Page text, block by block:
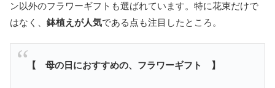
ン以外のフラワーギフトも選ばれています。特に花束だけで
はなく、 鉢植えが人気である点も注目したところ。
【 母の日におすすめの、フラワーギフト 】